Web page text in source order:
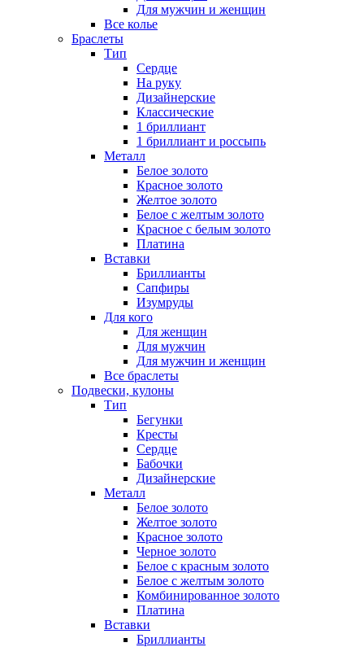
Для мужчин и женщин
Все колье
Браслеты
Тип
Сердце
На руку
Дизайнерские
Классические
1 бриллиант
1 бриллиант и россыпь
Металл
Белое золото
Красное золото
Желтое золото
Белое с желтым золото
Красное с белым золото
Платина
Вставки
Бриллианты
Сапфиры
Изумруды
Для кого
Для женщин
Для мужчин
Для мужчин и женщин
Все браслеты
Подвески, кулоны
Тип
Бегунки
Кресты
Сердце
Бабочки
Дизайнерские
Металл
Белое золото
Желтое золото
Красное золото
Черное золото
Белое с красным золото
Белое с желтым золото
Комбинированное золото
Платина
Вставки
Бриллианты